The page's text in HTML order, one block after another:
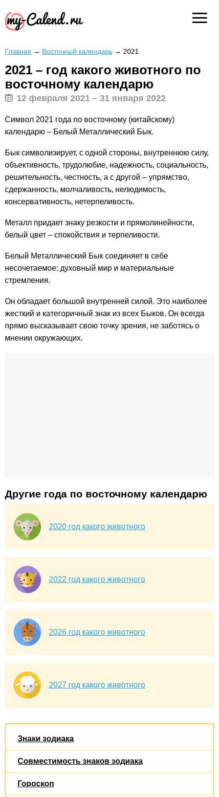
Главная → Восточный календарь → 2021
2021 – год какого животного по
восточному календарю
12 февраля 2021 – 31 января 2022
Символ 2021 года по восточному (китайскому)
календарю – Белый Металлический Бык.
Бык символизирует, с одной стороны, внутреннюю силу,
объективность, трудолюбие, надежность, социальность,
решительность, честность, а с другой – упрямство,
сдержанность, молчаливость, нелюдимость,
консервативность, нетерпеливость.
Металл придает знаку резкости и прямолинейности,
белый цвет – спокойствия и терпеливости.
Белый Металлический Бык соединяет в себе
несочетаемое: духовный мир и материальные
стремления.
Он обладает большой внутренней силой. Это наиболее
жесткий и категоричный знак из всех Быков. Он всегда
прямо высказывает свою точку зрения, не заботясь о
мнении окружающих.
Другие года по восточному календарю
2020 год какого животного
2022 год какого животного
2026 год какого животного
2027 год какого животного
Знаки зодиака
Совместимость знаков зодиака
Гороскоп